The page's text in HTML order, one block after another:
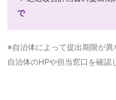
で
※自治体によって提出期限が
自治体のHPや担当窓口を確認